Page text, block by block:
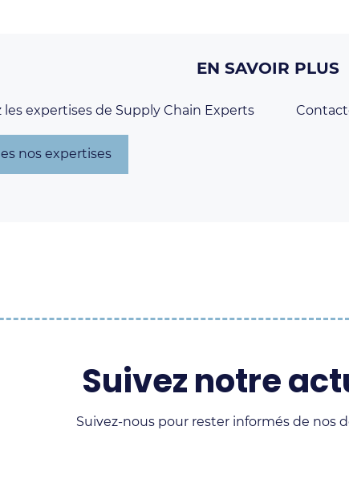
EN SAVOIR PLUS
expertises de Supply Chain Experts
nos expertises
Suivez notre
Suivez-nous pour rester informés de nos